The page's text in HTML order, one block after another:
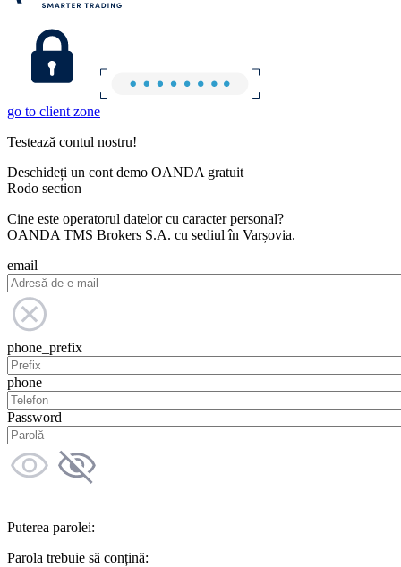
go to client zone
Testează contul nostru!
Deschideți un cont demo OANDA gratuit
Rodo section
Cine este operatorul datelor cu caracter personal?
OANDA TMS Brokers S.A. cu sediul în Varșovia.
email
phone_prefix
phone
Password
Puterea parolei:
Parola trebuie să conțină: